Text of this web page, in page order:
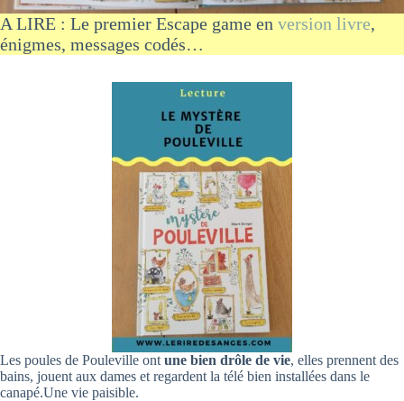
A LIRE : Le premier Escape game en version livre,
énigmes, messages codés…
Les poules de Pouleville ont une bien drôle de vie, elles prennent des
bains, jouent aux dames et regardent la télé bien installées dans le
canapé.Une vie paisible.